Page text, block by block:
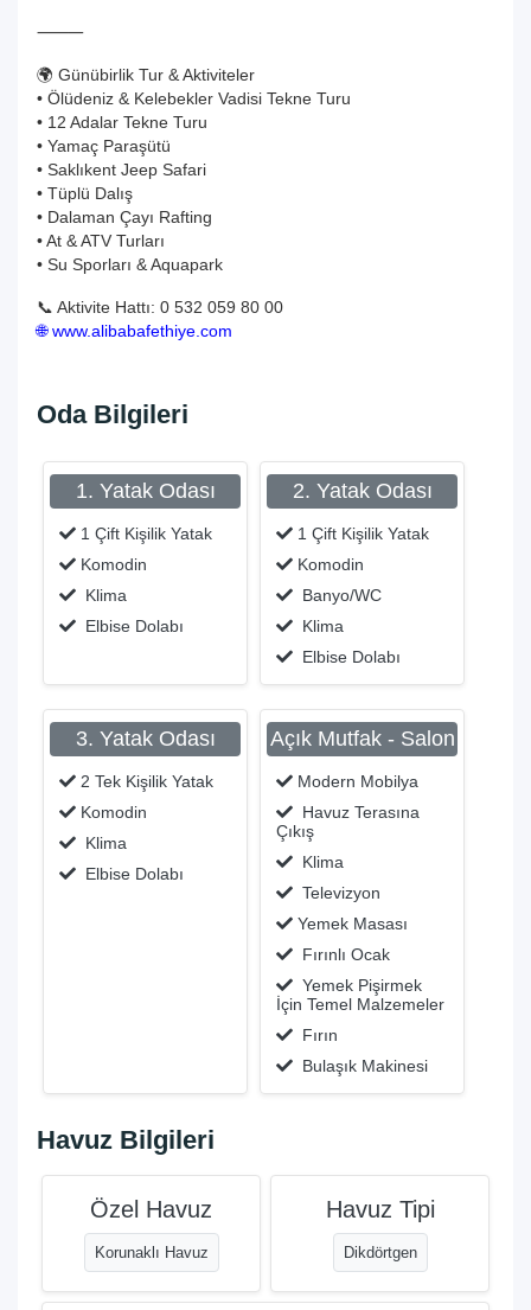
⸻
🌍 Günübirlik Tur & Aktiviteler
• Ölüdeniz & Kelebekler Vadisi Tekne Turu
• 12 Adalar Tekne Turu
• Yamaç Paraşütü
• Saklıkent Jeep Safari
• Tüplü Dalış
• Dalaman Çayı Rafting
• At & ATV Turları
• Su Sporları & Aquapark
📞 Aktivite Hattı: 0 532 059 80 00
🌐www.alibabafethiye.com
Oda Bilgileri
1. Yatak Odası
1 Çift Kişilik Yatak
Komodin
Klima
Elbise Dolabı
2. Yatak Odası
1 Çift Kişilik Yatak
Komodin
Banyo/WC
Klima
Elbise Dolabı
3. Yatak Odası
2 Tek Kişilik Yatak
Komodin
Klima
Elbise Dolabı
Açık Mutfak - Salon
Modern Mobilya
Havuz Terasına
Çıkış
Klima
Televizyon
Yemek Masası
Fırınlı Ocak
Yemek Pişirmek
İçin Temel Malzemeler
Fırın
Bulaşık Makinesi
Havuz Bilgileri
Özel Havuz
Korunaklı Havuz
Havuz Tipi
Dikdörtgen